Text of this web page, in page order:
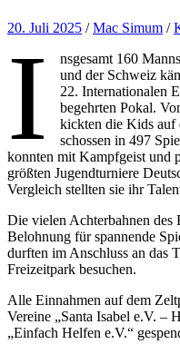
20. Juli 2025 /Mac Simum /
I
nsgesamt 160
und der Schweiz
22. Internationalen
begehrten Pokal.
kickten die Kids auf
schossen in 497
konnten mit Kampfgeist und
größten Jugendturniere
Vergleich stellten sie ihr
Die vielen Achterbahnen des
Belohnung für spannende
durften im Anschluss an das
Freizeitpark besuchen.
Alle Einnahmen auf dem
Vereine „Santa Isabel e.V. –
„Einfach Helfen e.V.“